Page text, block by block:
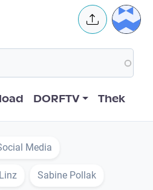
User
DORFTV Thek
Media
Linz Sabine Pollak